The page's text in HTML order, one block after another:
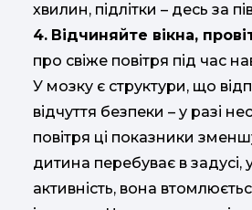
хвилин, підлітки – десь за
4. Відчиняйте вікна,
про свіже повітря під час
У мозку є структури, що
відчуття безпеки – у разі
повітря ці показники
дитина перебуває в задусі,
активність, вона